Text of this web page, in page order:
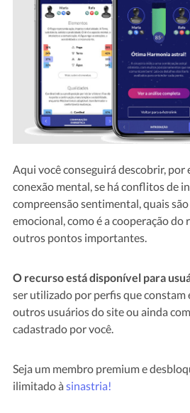
Aqui você conseguirá descobrir, por
conexão mental, se há conflitos de
compreensão sentimental, quais
emocional, como é a cooperação
outros pontos importantes.
O recurso está disponível para
ser utilizado por perfis que constam
outros usuários do site ou ainda
cadastrado por você.
Seja um membro premium e
ilimitado à sinastria!